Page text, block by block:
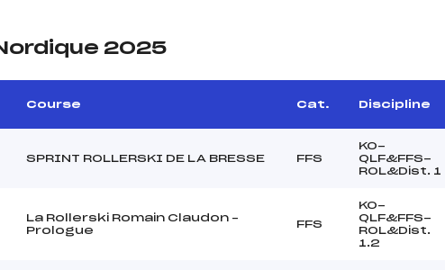
2025
Course Cat. Discipline
SPRINT ROLLERSKI DE LA BRESSE FFS
KO-
QLF&FFS-
ROL&Dist. 1
La Rollerski Romain Claudon –
Prologue
FFS
KO-
QLF&FFS-
ROL&Dist.
1.2